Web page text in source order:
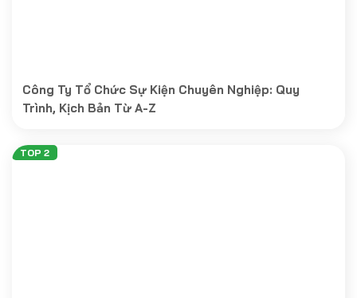
Công Ty Tổ Chức Sự Kiện Chuyên Nghiệp: Quy
Trình, Kịch Bản Từ A-Z